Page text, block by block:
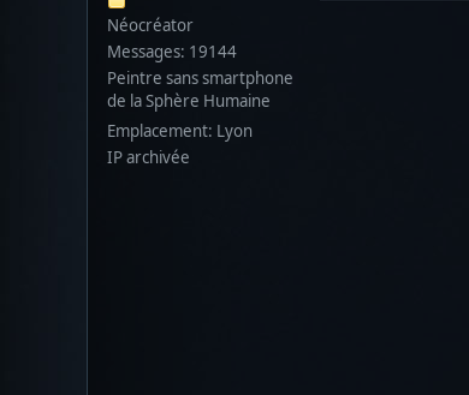
Néocréator
Messages: 19144
Peintre sans smartphone
de la Sphère Humaine
Emplacement: Lyon
IP archivée